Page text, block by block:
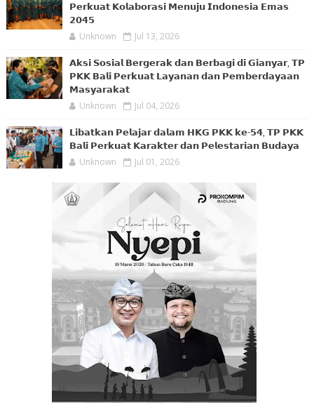
𝗣𝗲𝗿𝗸𝘂𝗮𝘁 𝗞𝗼𝗹𝗮𝗯𝗼𝗿𝗮𝘀𝗶 𝗠𝗲𝗻𝘂𝗷𝘂 𝗜𝗻𝗱𝗼𝗻𝗲𝘀𝗶𝗮 𝗘𝗺𝗮𝘀
𝟮𝟬𝟰𝟱
Unknown Jul 13, 2026
𝗔𝗸𝘀𝗶 𝗦𝗼𝘀𝗶𝗮𝗹 𝗕𝗲𝗿𝗴𝗲𝗿𝗮𝗸 𝗱𝗮𝗻 𝗕𝗲𝗿𝗯𝗮𝗴𝗶 𝗱𝗶 𝗚𝗶𝗮𝗻𝘆𝗮𝗿, 𝗧𝗣
𝗣𝗞𝗞 𝗕𝗮𝗹𝗶 𝗣𝗲𝗿𝗸𝘂𝗮𝘁 𝗟𝗮𝘆𝗮𝗻𝗮𝗻 𝗱𝗮𝗻 𝗣𝗲𝗺𝗯𝗲𝗿𝗱𝗮𝘆𝗮𝗮𝗻
𝗠𝗮𝘀𝘆𝗮𝗿𝗮𝗸𝗮𝘁
Unknown Jul 04, 2026
𝗟𝗶𝗯𝗮𝘁𝗸𝗮𝗻 𝗣𝗲𝗹𝗮𝗷𝗮𝗿 𝗱𝗮𝗹𝗮𝗺 𝗛𝗞𝗚 𝗣𝗞𝗞 𝗸𝗲-𝟱𝟰, 𝗧𝗣 𝗣𝗞𝗞
𝗕𝗮𝗹𝗶 𝗣𝗲𝗿𝗸𝘂𝗮𝘁 𝗞𝗮𝗿𝗮𝗸𝘁𝗲𝗿 𝗱𝗮𝗻 𝗣𝗲𝗹𝗲𝘀𝘁𝗮𝗿𝗶𝗮𝗻 𝗕𝘂𝗱𝗮𝘆𝗮
Unknown Jul 01, 2026